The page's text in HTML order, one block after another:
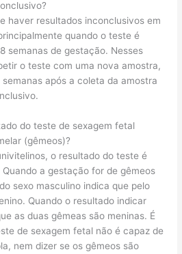
haver resultados inconclusivos em
quando o teste é
semanas de gestação. Nesses
o teste com uma nova amostra,
após a coleta da amostra
do teste de sexagem fetal
(gêmeos)?
o resultado do teste é
a gestação for de gêmeos
sexo masculino indica que pelo
Quando o resultado indicar
as duas gêmeas são meninas. É
de sexagem fetal não é capaz de
nem dizer se os gêmeos são